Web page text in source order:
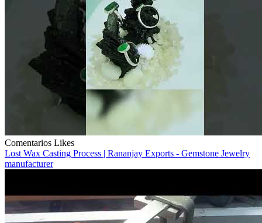
Comentarios Likes
Lost Wax Casting Process | Rananjay Exports - Gemstone Jewelry
manufacturer